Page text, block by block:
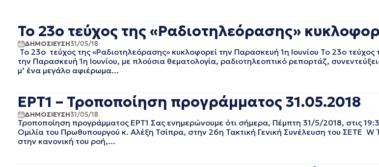
ΜΑΡΤΙΟΣ 2021
ΙΑΝΟΥΑΡΙΟΣ 2021
ΔΕΚΕΜΒΡΙΟΣ 2020
ΝΟΕΜΒΡΙΟΣ 2020
ΣΕΠΤΕΜΒΡΙΟΣ 2020
ΑΥΓΟΥΣΤΟΣ 2020
ΙΟΥΛΙΟΣ 2020
ΙΟΥΝΙΟΣ 2020
ΜΑΙΟΣ 2020
To 23ο τεύχος της «Ραδιοτηλεόρασης»
ΔΗΜΟΣΙΕΥΣΗ31/05/18
To 23o τεύχος της «Ραδιοτηλεόρασης» κυκλοφορεί την Παρασκευή 1η Ιουνίου To 23o
την Παρασκευή 1η Ιουνίου, με πλούσια θεματολογία, ραδιοτηλεοπτικό ρεπορτάζ,
μ’ ένα μεγάλο αφιέρωμα...
ΕΡΤ1 – Τροποποίηση προγράμματος 31.05.2018
ΔΗΜΟΣΙΕΥΣΗ31/05/18
Τροποποίηση προγράμματος ΕΡΤ1 Σας ενημερώνουμε ότι σήμερα, Πέμπτη 31/5/2018, στις
Ομιλία του Πρωθυπουργού κ. Αλέξη Τσίπρα, στην 26η Τακτική Γενική Συνέλευση του ΣΕΤΕ
στην κανονική του ροή,...